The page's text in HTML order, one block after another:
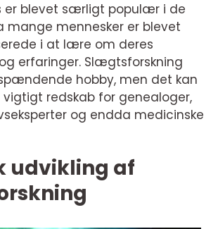
er blevet særligt populær i de
mange mennesker er blevet
i at lære om deres
erfaringer. Slægtsforskning
hobby, men det kan
redskab for genealoger,
og endda medicinske
udvikling af